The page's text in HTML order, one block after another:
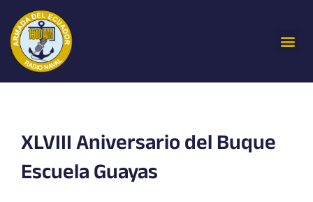
contenido
XLVIII Aniversario del Buque
Escuela Guayas